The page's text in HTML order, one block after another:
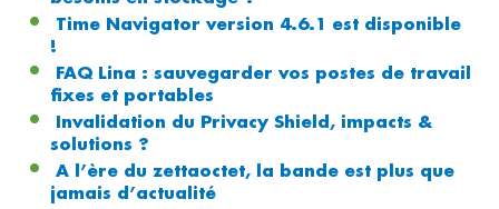
Time Navigator version 4.6.1 est disponible
!
FAQ Lina : sauvegarder vos postes de travail
fixes et portables
Invalidation du Privacy Shield, impacts &
solutions ?
A l’ère du zettaoctet, la bande est plus que
jamais d’actualité